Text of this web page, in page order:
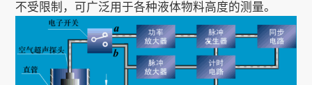
关于我们
EN
不受限制，可广泛用于各种液体物料高度的测量。